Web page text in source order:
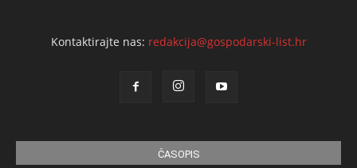
Kontaktirajte nas: redakcija@gospodarski-list.hr
ČASOPIS